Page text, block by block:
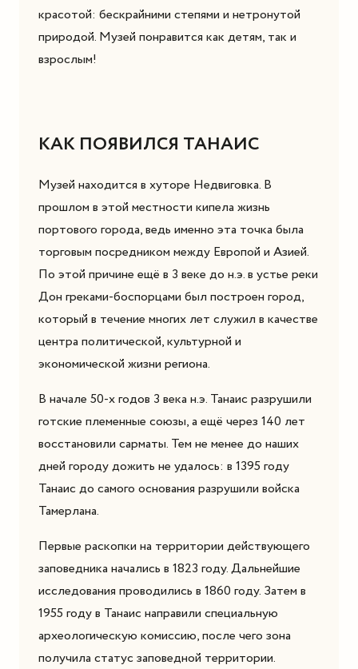
красотой: бескрайними степями и нетронутой
природой. Музей понравится как детям, так и
взрослым!
КАК ПОЯВИЛСЯ ТАНАИС
Музей находится в хуторе Недвиговка. В
прошлом в этой местности кипела жизнь
портового города, ведь именно эта точка была
торговым посредником между Европой и Азией.
По этой причине ещё в 3 веке до н.э. в устье реки
Дон греками-боспорцами был построен город,
который в течение многих лет служил в качестве
центра политической, культурной и
экономической жизни региона.
В начале 50-х годов 3 века н.э. Танаис разрушили
готские племенные союзы, а ещё через 140 лет
восстановили сарматы. Тем не менее до наших
дней городу дожить не удалось: в 1395 году
Танаис до самого основания разрушили войска
Тамерлана.
Первые раскопки на территории действующего
заповедника начались в 1823 году. Дальнейшие
исследования проводились в 1860 году. Затем в
1955 году в Танаис направили специальную
археологическую комиссию, после чего зона
получила статус заповедной территории.